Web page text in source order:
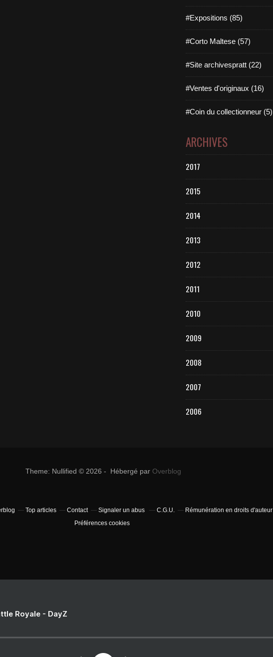
#Expositions (85)
#Corto Maltese (57)
#Site archivespratt (22)
#Ventes d'originaux (16)
#Coin du collectionneur (5)
ARCHIVES
2017
2015
2014
2013
2012
2011
2010
2009
2008
2007
2006
Theme: Nullified © 2026 - Hébergé par Overblog
Top articles Contact Signaler un abus C.G.U. Rémunération en droits d'auteur
Préférences cookies
Royale - DayZ